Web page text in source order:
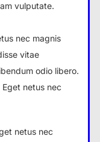
vulputate.
nec magnis
vitae
odio libero.
netus nec
netus nec